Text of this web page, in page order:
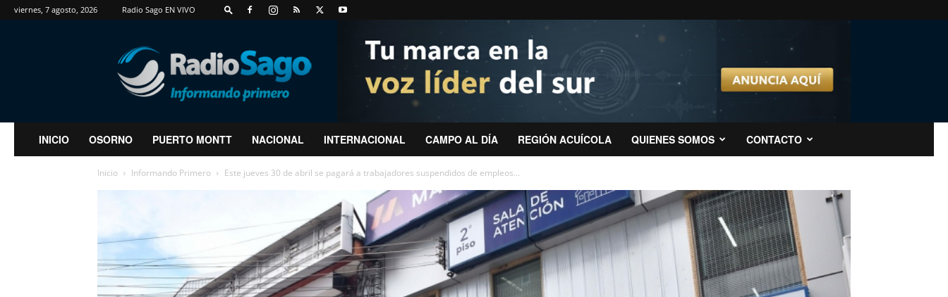
viernes, 7 agosto, 2026 Radio Sago EN VIVO
RadioSago
INICIO OSORNO PUERTO MONTT NACIONAL INTERNACIONAL CAMPO AL DÍA REGIÓN ACUÍCOLA QUIENES SOMOS CONTACTO
Inicio Informando Primero Este jueves 30 de abril se pagará a trabajadores suspendidos de empleos...